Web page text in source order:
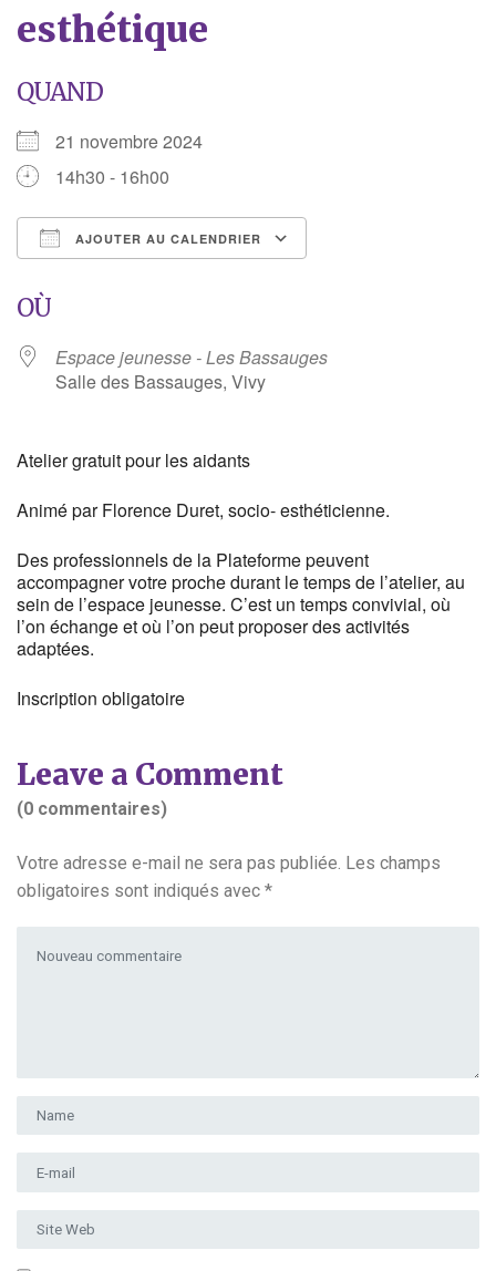
esthétique
QUAND
21 novembre 2024
14h30 - 16h00
AJOUTER AU CALENDRIER
OÙ
Espace jeunesse - Les Bassauges
Salle des Bassauges, Vivy
Atelier gratuit pour les aidants
Animé par Florence Duret, socio- esthéticienne.
Des professionnels de la Plateforme peuvent
accompagner votre proche durant le temps de l’atelier, au
sein de l’espace jeunesse. C’est un temps convivial, où
l’on échange et où l’on peut proposer des activités
adaptées.
Inscription obligatoire
Leave a Comment
(0 commentaires)
Votre adresse e-mail ne sera pas publiée. Les champs
obligatoires sont indiqués avec *
Prénom et nom
Adresse e-mail
Site Web